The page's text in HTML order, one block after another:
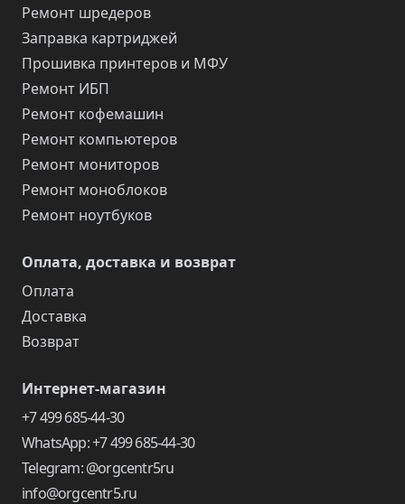
Ремонт шредеров
Заправка картриджей
Прошивка принтеров и МФУ
Ремонт ИБП
Ремонт кофемашин
Ремонт компьютеров
Ремонт мониторов
Ремонт моноблоков
Ремонт ноутбуков
Оплата, доставка и возврат
Оплата
Доставка
Возврат
Интернет-магазин
+7 499 685-44-30
WhatsApp: +7 499 685-44-30
Telegram: @orgcentr5ru
info@orgcentr5.ru